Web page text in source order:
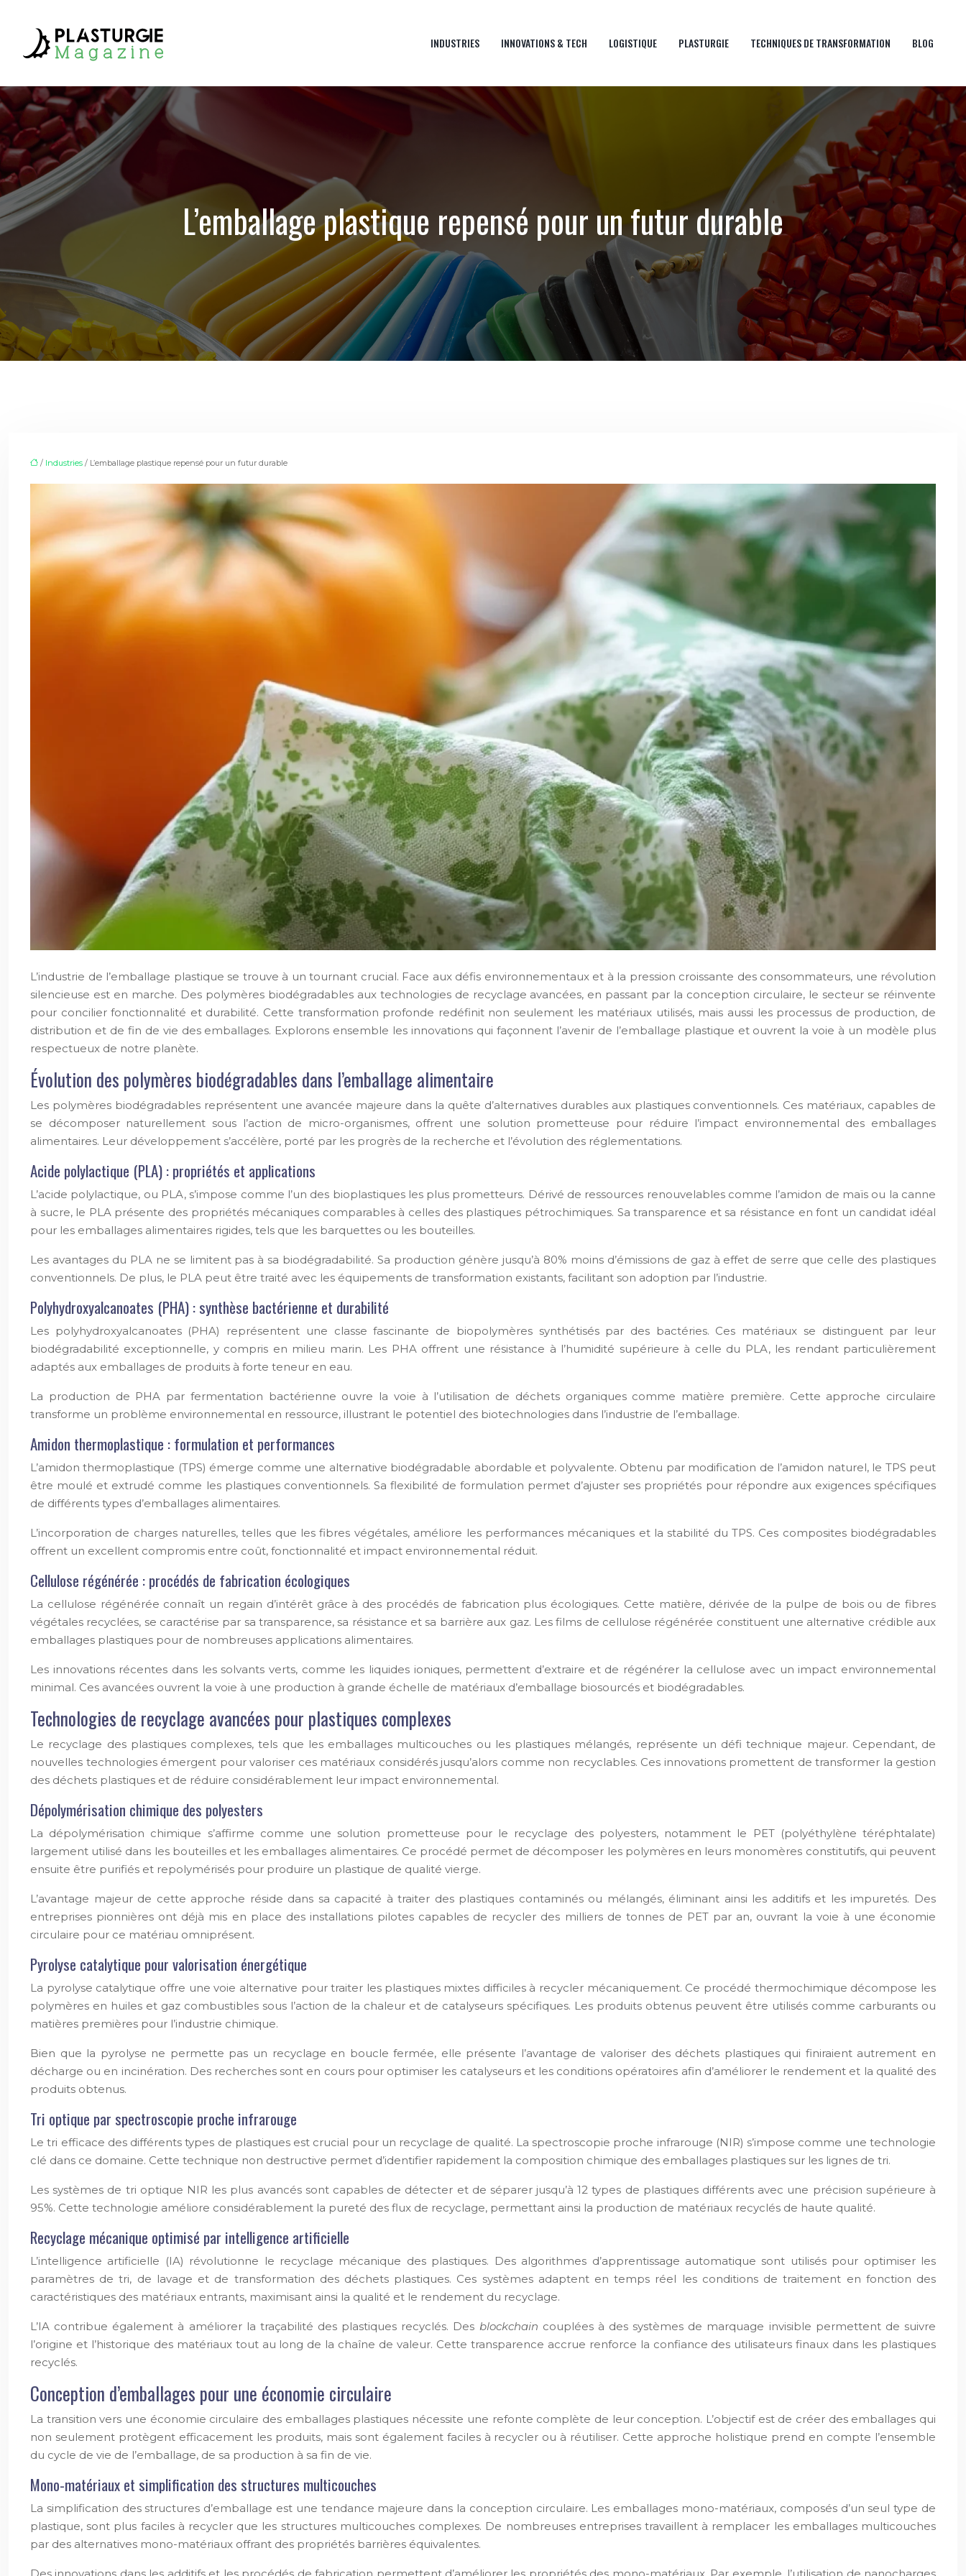
INDUSTRIES INNOVATIONS & TECH LOGISTIQUE PLASTURGIE TECHNIQUES DE TRANSFORMATION BLOG
L’emballage plastique repensé pour un futur durable
/ Industries / L’emballage plastique repensé pour un futur durable
L’industrie de l’emballage plastique se trouve à un tournant crucial. Face aux défis environnementaux et à la pression croissante des consommateurs, une révolution
silencieuse est en marche. Des polymères biodégradables aux technologies de recyclage avancées, en passant par la conception circulaire, le secteur se réinvente
pour concilier fonctionnalité et durabilité. Cette transformation profonde redéfinit non seulement les matériaux utilisés, mais aussi les processus de production, de
distribution et de fin de vie des emballages. Explorons ensemble les innovations qui façonnent l’avenir de l’emballage plastique et ouvrent la voie à un modèle plus
respectueux de notre planète.
Évolution des polymères biodégradables dans l’emballage alimentaire
Les polymères biodégradables représentent une avancée majeure dans la quête d’alternatives durables aux plastiques conventionnels. Ces matériaux, capables de
se décomposer naturellement sous l’action de micro-organismes, offrent une solution prometteuse pour réduire l’impact environnemental des emballages
alimentaires. Leur développement s’accélère, porté par les progrès de la recherche et l’évolution des réglementations.
Acide polylactique (PLA) : propriétés et applications
L’acide polylactique, ou PLA, s’impose comme l’un des bioplastiques les plus prometteurs. Dérivé de ressources renouvelables comme l’amidon de maïs ou la canne
à sucre, le PLA présente des propriétés mécaniques comparables à celles des plastiques pétrochimiques. Sa transparence et sa résistance en font un candidat idéal
pour les emballages alimentaires rigides, tels que les barquettes ou les bouteilles.
Les avantages du PLA ne se limitent pas à sa biodégradabilité. Sa production génère jusqu’à 80% moins d’émissions de gaz à effet de serre que celle des plastiques
conventionnels. De plus, le PLA peut être traité avec les équipements de transformation existants, facilitant son adoption par l’industrie.
Polyhydroxyalcanoates (PHA) : synthèse bactérienne et durabilité
Les polyhydroxyalcanoates (PHA) représentent une classe fascinante de biopolymères synthétisés par des bactéries. Ces matériaux se distinguent par leur
biodégradabilité exceptionnelle, y compris en milieu marin. Les PHA offrent une résistance à l’humidité supérieure à celle du PLA, les rendant particulièrement
adaptés aux emballages de produits à forte teneur en eau.
La production de PHA par fermentation bactérienne ouvre la voie à l’utilisation de déchets organiques comme matière première. Cette approche circulaire
transforme un problème environnemental en ressource, illustrant le potentiel des biotechnologies dans l’industrie de l’emballage.
Amidon thermoplastique : formulation et performances
L’amidon thermoplastique (TPS) émerge comme une alternative biodégradable abordable et polyvalente. Obtenu par modification de l’amidon naturel, le TPS peut
être moulé et extrudé comme les plastiques conventionnels. Sa flexibilité de formulation permet d’ajuster ses propriétés pour répondre aux exigences spécifiques
de différents types d’emballages alimentaires.
L’incorporation de charges naturelles, telles que les fibres végétales, améliore les performances mécaniques et la stabilité du TPS. Ces composites biodégradables
offrent un excellent compromis entre coût, fonctionnalité et impact environnemental réduit.
Cellulose régénérée : procédés de fabrication écologiques
La cellulose régénérée connaît un regain d’intérêt grâce à des procédés de fabrication plus écologiques. Cette matière, dérivée de la pulpe de bois ou de fibres
végétales recyclées, se caractérise par sa transparence, sa résistance et sa barrière aux gaz. Les films de cellulose régénérée constituent une alternative crédible aux
emballages plastiques pour de nombreuses applications alimentaires.
Les innovations récentes dans les solvants verts, comme les liquides ioniques, permettent d’extraire et de régénérer la cellulose avec un impact environnemental
minimal. Ces avancées ouvrent la voie à une production à grande échelle de matériaux d’emballage biosourcés et biodégradables.
Technologies de recyclage avancées pour plastiques complexes
Le recyclage des plastiques complexes, tels que les emballages multicouches ou les plastiques mélangés, représente un défi technique majeur. Cependant, de
nouvelles technologies émergent pour valoriser ces matériaux considérés jusqu’alors comme non recyclables. Ces innovations promettent de transformer la gestion
des déchets plastiques et de réduire considérablement leur impact environnemental.
Dépolymérisation chimique des polyesters
La dépolymérisation chimique s’affirme comme une solution prometteuse pour le recyclage des polyesters, notamment le PET (polyéthylène téréphtalate)
largement utilisé dans les bouteilles et les emballages alimentaires. Ce procédé permet de décomposer les polymères en leurs monomères constitutifs, qui peuvent
ensuite être purifiés et repolymérisés pour produire un plastique de qualité vierge.
L’avantage majeur de cette approche réside dans sa capacité à traiter des plastiques contaminés ou mélangés, éliminant ainsi les additifs et les impuretés. Des
entreprises pionnières ont déjà mis en place des installations pilotes capables de recycler des milliers de tonnes de PET par an, ouvrant la voie à une économie
circulaire pour ce matériau omniprésent.
Pyrolyse catalytique pour valorisation énergétique
La pyrolyse catalytique offre une voie alternative pour traiter les plastiques mixtes difficiles à recycler mécaniquement. Ce procédé thermochimique décompose les
polymères en huiles et gaz combustibles sous l’action de la chaleur et de catalyseurs spécifiques. Les produits obtenus peuvent être utilisés comme carburants ou
matières premières pour l’industrie chimique.
Bien que la pyrolyse ne permette pas un recyclage en boucle fermée, elle présente l’avantage de valoriser des déchets plastiques qui finiraient autrement en
décharge ou en incinération. Des recherches sont en cours pour optimiser les catalyseurs et les conditions opératoires afin d’améliorer le rendement et la qualité des
produits obtenus.
Tri optique par spectroscopie proche infrarouge
Le tri efficace des différents types de plastiques est crucial pour un recyclage de qualité. La spectroscopie proche infrarouge (NIR) s’impose comme une technologie
clé dans ce domaine. Cette technique non destructive permet d’identifier rapidement la composition chimique des emballages plastiques sur les lignes de tri.
Les systèmes de tri optique NIR les plus avancés sont capables de détecter et de séparer jusqu’à 12 types de plastiques différents avec une précision supérieure à
95%. Cette technologie améliore considérablement la pureté des flux de recyclage, permettant ainsi la production de matériaux recyclés de haute qualité.
Recyclage mécanique optimisé par intelligence artificielle
L’intelligence artificielle (IA) révolutionne le recyclage mécanique des plastiques. Des algorithmes d’apprentissage automatique sont utilisés pour optimiser les
paramètres de tri, de lavage et de transformation des déchets plastiques. Ces systèmes adaptent en temps réel les conditions de traitement en fonction des
caractéristiques des matériaux entrants, maximisant ainsi la qualité et le rendement du recyclage.
L’IA contribue également à améliorer la traçabilité des plastiques recyclés. Des blockchain couplées à des systèmes de marquage invisible permettent de suivre
l’origine et l’historique des matériaux tout au long de la chaîne de valeur. Cette transparence accrue renforce la confiance des utilisateurs finaux dans les plastiques
recyclés.
Conception d’emballages pour une économie circulaire
La transition vers une économie circulaire des emballages plastiques nécessite une refonte complète de leur conception. L’objectif est de créer des emballages qui
non seulement protègent efficacement les produits, mais sont également faciles à recycler ou à réutiliser. Cette approche holistique prend en compte l’ensemble
du cycle de vie de l’emballage, de sa production à sa fin de vie.
Mono-matériaux et simplification des structures multicouches
La simplification des structures d’emballage est une tendance majeure dans la conception circulaire. Les emballages mono-matériaux, composés d’un seul type de
plastique, sont plus faciles à recycler que les structures multicouches complexes. De nombreuses entreprises travaillent à remplacer les emballages multicouches
par des alternatives mono-matériaux offrant des propriétés barrières équivalentes.